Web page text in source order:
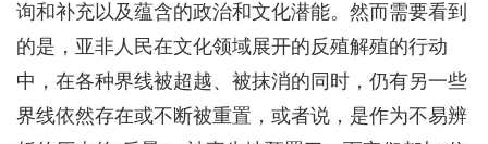
询和补充以及蕴含的政治和文化潜能。然而需要看到
的是，亚非人民在文化领域展开的反殖解殖的行动
中，在各种界线被超越、被抹消的同时，仍有另一些
界线依然存在或不断被重置，或者说，是作为不易辨